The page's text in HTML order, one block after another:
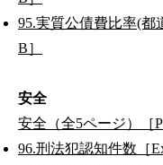
95.実質公債費比率(都
B］
安全
安全（全5ページ）［
96.刑法犯認知件数［